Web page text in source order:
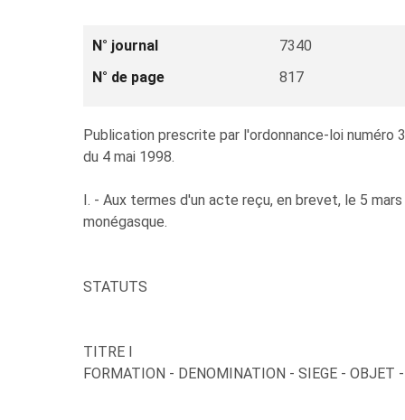
N° journal 7340
N° de page
817
Publication prescrite par l'ordonnance-loi
du 4 mai 1998.
I. - Aux termes d'un acte reçu, en brevet, le 5
monégasque.
STATUTS
TITRE I
FORMATION - DENOMINATION - SIEGE - OBJET -